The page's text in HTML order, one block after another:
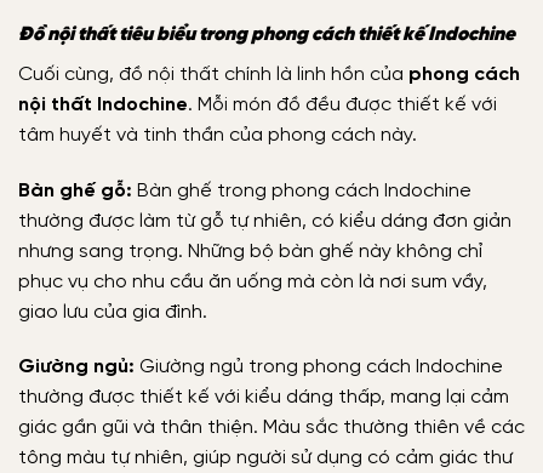
Đồ nội thất tiêu biểu trong phong cách thiết kế Indochine
Cuối cùng, đồ nội thất chính là linh hồn của phong cách
nội thất Indochine. Mỗi món đồ đều được thiết kế với
tâm huyết và tinh thần của phong cách này.
Bàn ghế gỗ: Bàn ghế trong phong cách Indochine
thường được làm từ gỗ tự nhiên, có kiểu dáng đơn giản
nhưng sang trọng. Những bộ bàn ghế này không chỉ
phục vụ cho nhu cầu ăn uống mà còn là nơi sum vầy,
giao lưu của gia đình.
Giường ngủ: Giường ngủ trong phong cách Indochine
thường được thiết kế với kiểu dáng thấp, mang lại cảm
giác gần gũi và thân thiện. Màu sắc thường thiên về các
tông màu tự nhiên, giúp người sử dụng có cảm giác thư